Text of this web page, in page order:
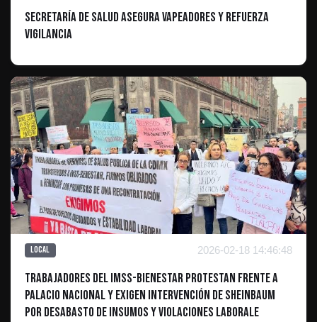
Secretaría de Salud asegura vapeadores y refuerza
vigilancia
Local 2026-02-18 14:46:48
Trabajadores del IMSS-Bienestar protestan frente a
Palacio Nacional y exigen intervención de Sheinbaum
por desabasto de insumos y violaciones laborale